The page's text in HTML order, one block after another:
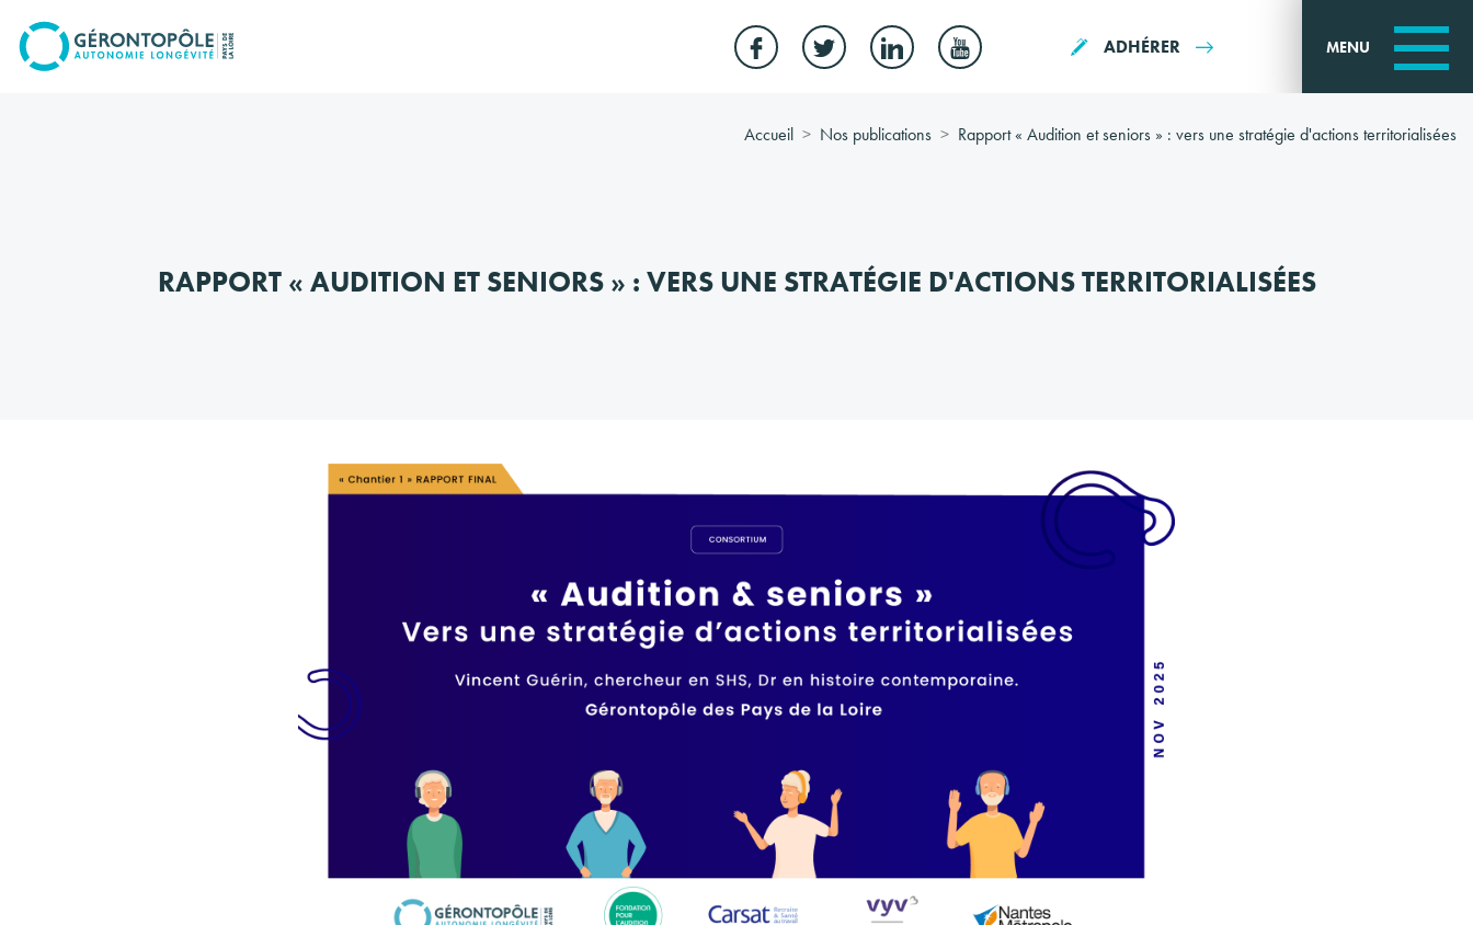
Go to
main
content ADHÉRER MENU
Accueil Nos publications Rapport « Audition et seniors » : vers une stratégie d'actions territorialisées
RAPPORT « AUDITION ET SENIORS » : VERS UNE STRATÉGIE D'ACTIONS TERRITORIALISÉES